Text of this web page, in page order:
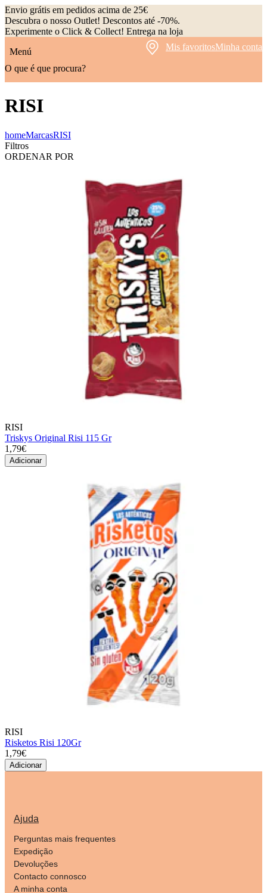
Envio grátis em pedidos acima de 25€
Descubra o nosso Outlet! Descontos até -70%.
Experimente o Click & Collect! Entrega na loja
Menú
Mis favoritosMinha conta
O que é que procura?
RISI
homeMarcasRISI
Filtros
ORDENAR POR
RISI
Triskys Original Risi 115 Gr
1,79€
Adicionar
RISI
Risketos Risi 120Gr
1,79€
Adicionar
Ajuda
Perguntas mais frequentes
Expedição
Devoluções
Contacto connosco
A minha conta